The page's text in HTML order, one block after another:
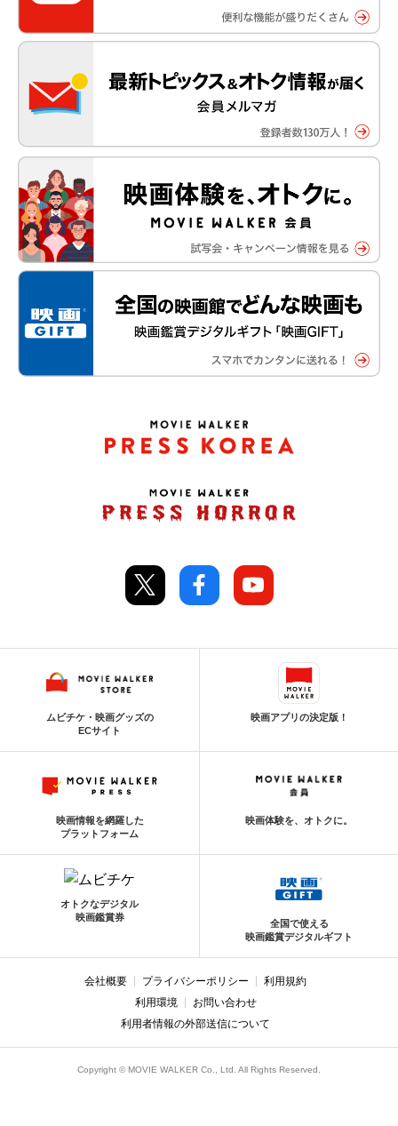
ムビチケ・映画グッズの
ECサイト
映画アプリの決定版！
映画情報を網羅した
プラットフォーム
映画体験を、オトクに。
オトクなデジタル
映画鑑賞券
全国で使える
映画鑑賞デジタルギフト
会社概要 プライバシーポリシー
利用規約
利用環境
お問い合わせ
利用者情報の外部送信について
Copyright © MOVIE WALKER Co., Ltd. All Rights Reserved.